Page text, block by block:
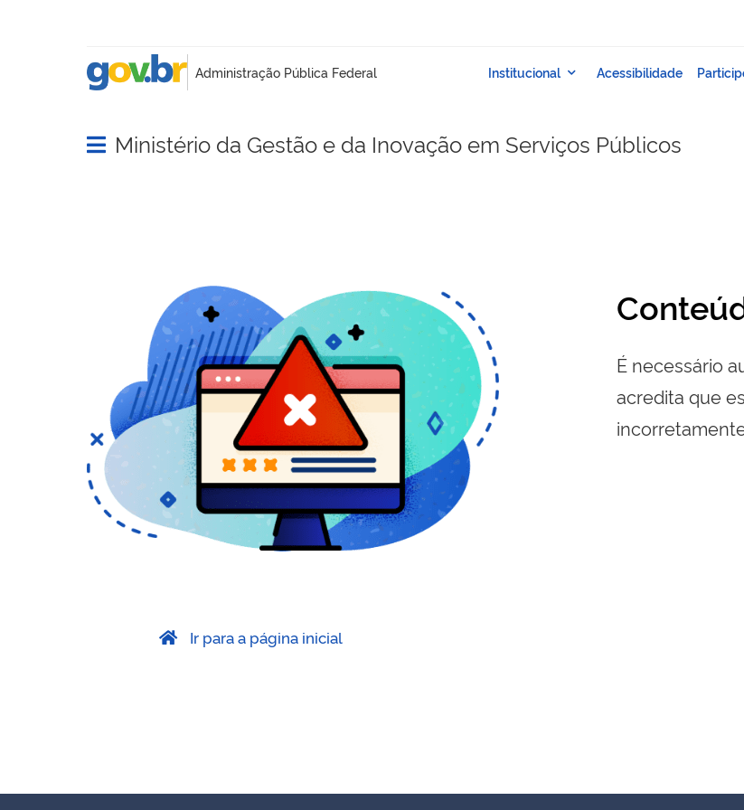
Abrir menu principal de navegação
Ministério da Gestão e da Inovação em Serviços Públicos
É necessário
acredita que
Ir para a página inicial